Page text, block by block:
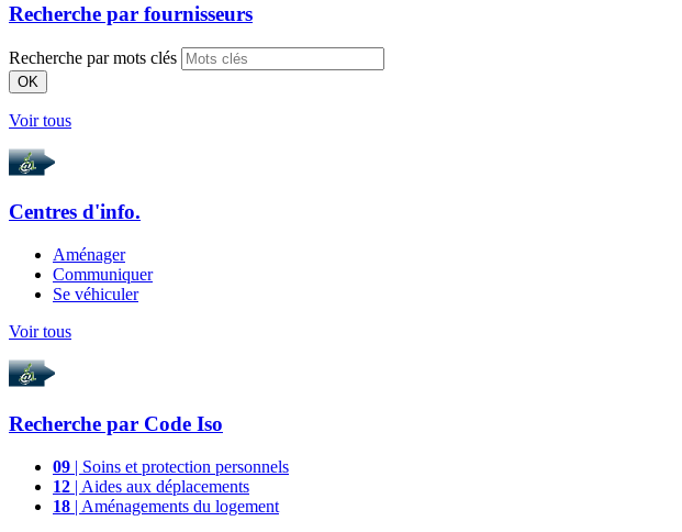
Recherche par fournisseurs
Recherche par mots clés
OK
Voir tous
Centres d'info.
Aménager
Communiquer
Se véhiculer
Voir tous
Recherche par Code Iso
09 | Soins et protection personnels
12 | Aides aux déplacements
18 | Aménagements du logement